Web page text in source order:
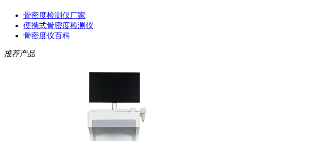
骨密度检测仪厂家
便携式骨密度检测仪
骨密度仪百科
推荐产品